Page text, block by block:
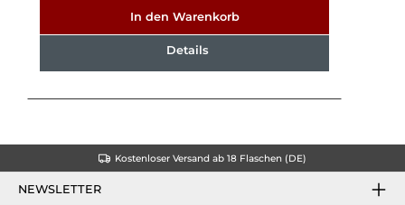
In den Warenkorb
Details
Kostenloser Versand ab 18 Flaschen (DE)
NEWSLETTER